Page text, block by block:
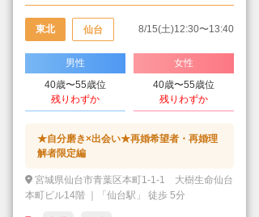
東北 仙台 8/15(土)12:30〜13:40
男性
40歳〜55歳位
残りわずか
女性
40歳〜55歳位
残りわずか
★自分磨き×出会い★再婚希望者・再婚理
解者限定編
宮城県仙台市青葉区本町1-1-1 大樹生命仙台
本町ビル14階 ｜「仙台駅」 徒歩 5分